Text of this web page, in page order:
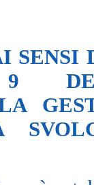
SENSI
9